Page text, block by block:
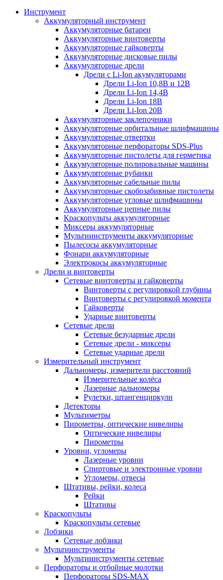
Инструмент
Аккумуляторный инструмент
Аккумуляторные батареи
Аккумуляторные винтоверты
Аккумуляторные гайковерты
Аккумуляторные дисковые пилы
Аккумуляторные дрели
Дрели с Li-Ion акумуляторами
Дрели Li-Ion 10,8В и 12В
Дрели Li-Ion 14,4В
Дрели Li-Ion 18В
Дрели Li-Ion 20В
Аккумуляторные заклепочники
Аккумуляторные орбитальные шлифмашины
Аккумуляторные отвертки
Аккумуляторные перфораторы SDS-Plus
Аккумуляторные пистолеты для герметика
Аккумуляторные полировальные машины
Аккумуляторные рубанки
Аккумуляторные сабельные пилы
Аккумуляторные скобозабивные пистолеты
Аккумуляторные угловые шлифмашины
Аккумуляторные цепные пилы
Краскопульты аккумуляторные
Миксеры аккумуляторные
Мультиинструменты аккумуляторные
Пылесосы аккумуляторные
Фонари аккумуляторные
Электрокосы аккумуляторные
Дрели и винтоверты
Сетевые винтоверты и гайковерты
Винтоверты с регулировкой глубины
Винтоверты с регулировкой момента
Гайковерты
Ударные винтоверты
Сетевые дрели
Сетевые безударные дрели
Сетевые дрели - миксеры
Сетевые ударные дрели
Измерительный инструмент
Дальномеры, измерители расстояний
Измерительные колёса
Лазерные дальномеры
Рулетки, штангенциркули
Детекторы
Мультиметры
Пирометры, оптические нивелиры
Оптические нивелиры
Пирометры
Уровни, угломеры
Лазерные уровни
Спиртовые и электронные уровни
Угломеры, отвесы
Штативы, рейки, колеса
Рейки
Штативы
Краскопульты
Краскопульты сетевые
Лобзики
Сетевые лобзики
Мультиинструменты
Мультиинструменты сетевые
Перфораторы и отбойные молотки
Перфораторы SDS-MAX